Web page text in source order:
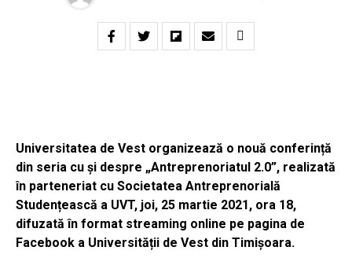
Universitatea de Vest organizează o nouă conferință
din seria cu și despre „Antreprenoriatul 2.0”, realizată
în parteneriat cu Societatea Antreprenorială
Studențească a UVT, joi, 25 martie 2021, ora 18,
difuzată în format streaming online pe pagina de
Facebook a Universității de Vest din Timișoara.